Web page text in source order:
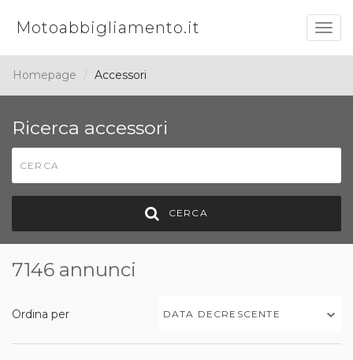
Motoabbigliamento.it
Homepage Accessori
Ricerca accessori
CERCA
7146 annunci
Ordina per DATA DECRESCENTE